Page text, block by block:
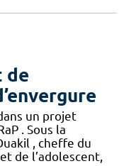
de
un projet
. Sous la
, cheffe du
de l’adolescent,